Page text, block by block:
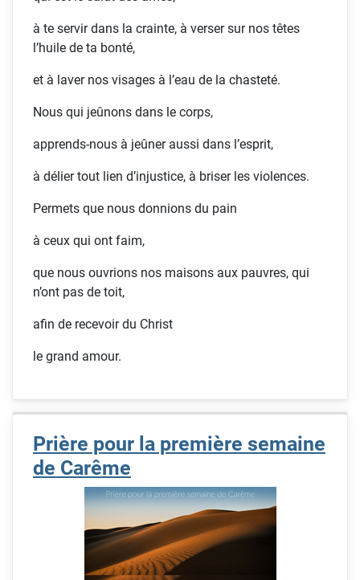
à te servir dans la crainte, à verser sur nos têtes
l’huile de ta bonté,
et à laver nos visages à l’eau de la chasteté.
Nous qui jeûnons dans le corps,
apprends-nous à jeûner aussi dans l’esprit,
à délier tout lien d’injustice, à briser les violences.
Permets que nous donnions du pain
à ceux qui ont faim,
que nous ouvrions nos maisons aux pauvres, qui
n’ont pas de toit,
afin de recevoir du Christ
le grand amour.
Prière pour la première semaine
de Carême